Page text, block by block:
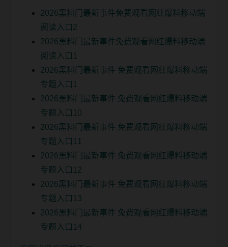
2026黑料门最新事件免费观看网红爆料移动端
阅读入口2
2026黑料门最新事件免费观看网红爆料移动端
阅读入口1
2026黑料门最新事件 免费观看网红爆料移动端
专题入口1
2026黑料门最新事件 免费观看网红爆料移动端
专题入口10
2026黑料门最新事件 免费观看网红爆料移动端
专题入口11
2026黑料门最新事件 免费观看网红爆料移动端
专题入口12
2026黑料门最新事件 免费观看网红爆料移动端
专题入口13
2026黑料门最新事件 免费观看网红爆料移动端
专题入口14